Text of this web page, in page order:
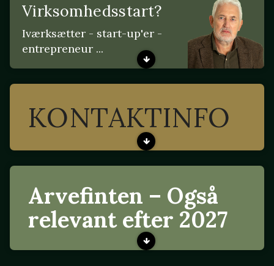
Virksomhedsstart?
Iværksætter - start-up'er -
entrepreneur ...
KONTAKTINFO
Arvefinten – Også
relevant efter 2027